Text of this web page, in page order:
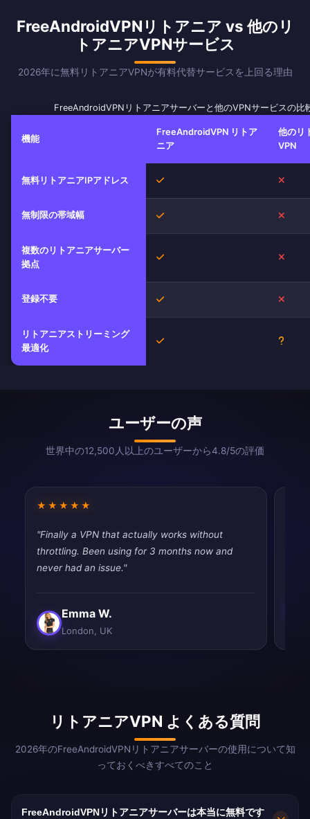
FreeAndroidVPNリトアニア vs 他のリ
トアニアVPNサービス
2026年に無料リトアニアVPNが有料代替サービスを上回る理由
FreeAndroidVPNリトアニアサーバーと他のVPNサービスの比
機能
FreeAndroidVPN リトア
ニア
他のリ
VPN
無料リトアニアIPアドレス はい
無制限の帯域幅 はい
複数のリトアニアサーバー
拠点
はい
登録不要 はい
リトアニアストリーミング
最適化
はい
ユーザーの声
世界中の12,500人以上のユーザーから4.8/5の評価
★★★★★
"Finally a VPN that actually works without
throttling. Been using for 3 months now and
never had an issue."
Emma W.
London, UK
リトアニアVPN よくある質問
2026年のFreeAndroidVPNリトアニアサーバーの使用について知
っておくべきすべてのこと
FreeAndroidVPNリトアニアサーバーは本当に無料です